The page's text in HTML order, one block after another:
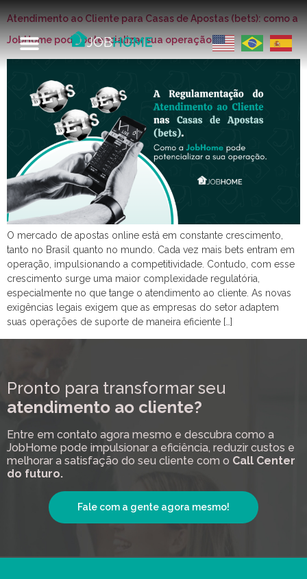
Atendimento ao Cliente para Casas de Apostas (bets): como a
JobHome pode potencializar sua operação
O mercado de apostas online está em constante crescimento,
tanto no Brasil quanto no mundo. Cada vez mais bets entram em
operação, impulsionando a competitividade. Contudo, com esse
crescimento surge uma maior complexidade regulatória,
especialmente no que tange o atendimento ao cliente. As novas
exigências legais exigem que as empresas do setor adaptem
suas operações de suporte de maneira eficiente […]
Pronto para transformar seu
atendimento ao cliente?
Entre em contato agora mesmo e descubra como a
JobHome pode impulsionar a eficiência, reduzir custos e
melhorar a satisfação do seu cliente com o Call Center
do futuro.
Fale com a gente agora mesmo!